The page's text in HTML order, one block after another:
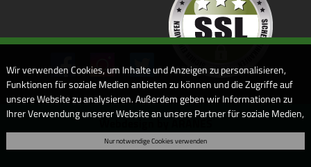
Webdesign by ARANES
Wir verwenden Cookies, um Inhalte und Anzeigen zu personalisieren,
Funktionen für soziale Medien anbieten zu können und die Zugriffe auf
unsere Website zu analysieren. Außerdem geben wir Informationen zu
Ihrer Verwendung unserer Website an unsere Partner für soziale Medien,
Informationen möglicherweise mit weiteren Daten zusammen, die Sie
Nur notwendige Cookies verwenden